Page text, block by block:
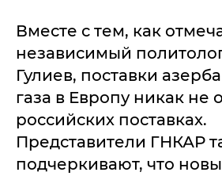
Вместе с тем, как
независимый
Гулиев, поставки
газа в Европу никак не
российских поставках.
Представители ГНКАР
подчеркивают, что